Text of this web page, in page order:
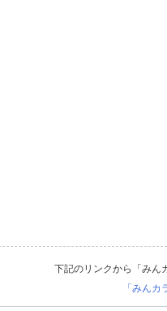
下記のリンクから「みん
「みん